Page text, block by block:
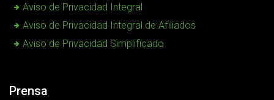
Aviso de Privacidad Integral
Aviso de Privacidad Integral de Afiliados
Aviso de Privacidad Simplificado
Prensa